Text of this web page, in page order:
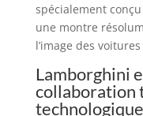
spécialement conçu
une montre
l’image des
Lamborghini
collaboration
technologique